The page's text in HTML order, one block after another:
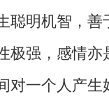
明机智，善
极强，感情亦
对一个人产生